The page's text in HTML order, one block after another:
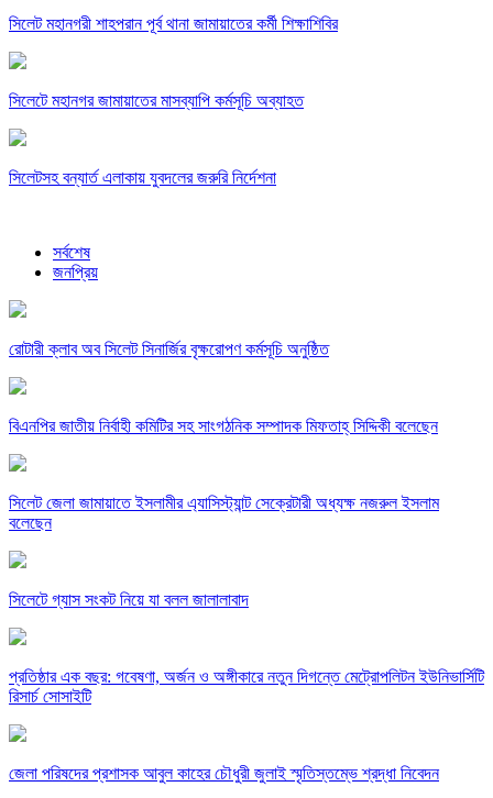
সিলেট মহানগরী শাহপরান পূর্ব থানা জামায়াতের কর্মী শিক্ষাশিবির
সিলেটে মহানগর জামায়াতের মাসব্যাপি কর্মসূচি অব্যাহত
সিলেটসহ বন্যার্ত এলাকায় যুবদলের জরুরি নির্দেশনা
সর্বশেষ
জনপ্রিয়
রোটারী ক্লাব অব সিলেট সিনার্জির বৃক্ষরোপণ কর্মসূচি অনুষ্ঠিত
বিএনপির জাতীয় নির্বাহী কমিটির সহ সাংগঠনিক সম্পাদক মিফতাহ্ সিদ্দিকী বলেছেন
সিলেট জেলা জামায়াতে ইসলামীর এ্যাসিস্ট্যান্ট সেক্রেটারী অধ্যক্ষ নজরুল ইসলাম
বলেছেন
সিলেটে গ্যাস সংকট নিয়ে যা বলল জালালাবাদ
প্রতিষ্ঠার এক বছর: গবেষণা, অর্জন ও অঙ্গীকারে নতুন দিগন্তে মেট্রোপলিটন ইউনিভার্সিটি
রিসার্চ সোসাইটি
জেলা পরিষদের প্রশাসক আবুল কাহের চৌধুরী জুলাই স্মৃতিস্তম্ভে শ্রদ্ধা নিবেদন